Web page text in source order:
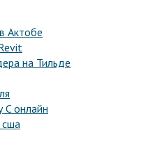
Актобе
на Тильде
онлайн
сша